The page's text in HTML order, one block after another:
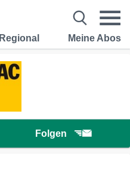
Regional Meine Abos
Folgen